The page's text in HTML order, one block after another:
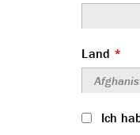
Land *
Ich